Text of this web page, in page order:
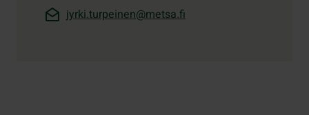
jyrki.turpeinen@metsa.fi